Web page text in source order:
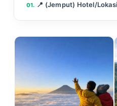
01. 📍 (Jemput) Hotel/